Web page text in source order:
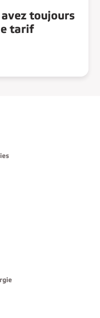
toujours
tarif